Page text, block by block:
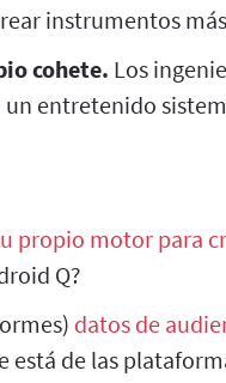
instrumentos
cohete. Los
entretenido
propio motor para
Q?
datos de
está de las